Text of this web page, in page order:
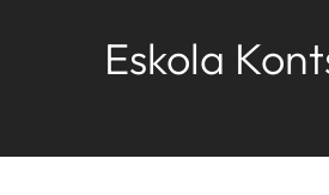
Eskola